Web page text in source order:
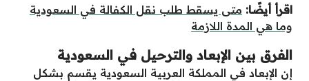
اقرأ أيضًا: متى يسقط طلب نقل الكفالة في السعودية
وما هي المدة اللازمة
الفرق بين الإبعاد والترحيل في السعودية
إن الإبعاد في المملكة العربية السعودية يقسم بشكل